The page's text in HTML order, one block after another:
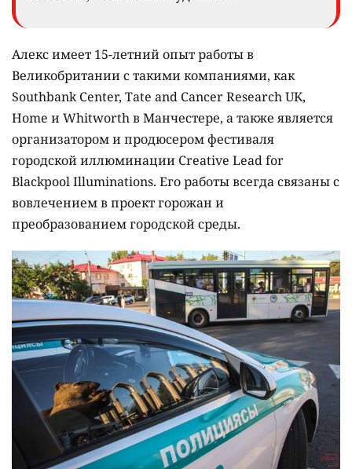
Алекс имеет 15-летний опыт работы в
Великобритании с такими компаниями, как
Southbank Center, Tate and Cancer Research UK,
Home и Whitworth в Манчестере, а также является
организатором и продюсером фестиваля
городской иллюминации Creative Lead for
Blackpool Illuminations. Его работы всегда связаны с
вовлечением в проект горожан и
преобразованием городской среды.